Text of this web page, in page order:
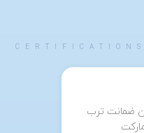
CERTIFICATIONS